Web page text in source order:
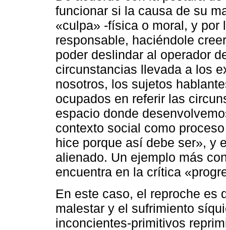
funcionar si la causa de su
«culpa» -física o moral, y
responsable, haciéndole
poder deslindar al operador
circunstancias llevada a los
nosotros, los sujetos
ocupados en referir las
espacio donde
contexto social como
hice porque así debe ser», y
alienado. Un ejemplo más
encuentra en la crítica
En este caso, el reproche es
malestar y el sufrimiento
inconcientes-primitivos